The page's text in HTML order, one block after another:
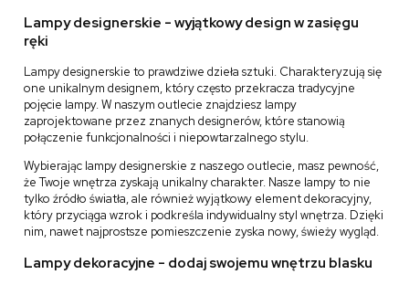
Lampy designerskie - wyjątkowy design w zasięgu
ręki
Lampy designerskie to prawdziwe dzieła sztuki. Charakteryzują się
one unikalnym designem, który często przekracza tradycyjne
pojęcie lampy. W naszym outlecie znajdziesz lampy
zaprojektowane przez znanych designerów, które stanowią
połączenie funkcjonalności i niepowtarzalnego stylu.
Wybierając lampy designerskie z naszego outlecie, masz pewność,
że Twoje wnętrza zyskają unikalny charakter. Nasze lampy to nie
tylko źródło światła, ale również wyjątkowy element dekoracyjny,
który przyciąga wzrok i podkreśla indywidualny styl wnętrza. Dzięki
nim, nawet najprostsze pomieszczenie zyska nowy, świeży wygląd.
Lampy dekoracyjne - dodaj swojemu wnętrzu blasku